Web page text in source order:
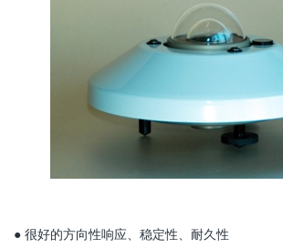
● 很好的方向性响应、稳定性、耐久性